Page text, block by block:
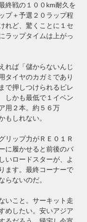
終戦の１００km耐久を
プ＋予選２０ラップ程
れど、驚くことに１セ
ラップタイムは上がっ
れば「儲からないんじ
タイヤのカガミであり
で押しつけられるピレ
しかも最低で１イベン
用２本。約５６万
もしれない。
リップ力がＲＥ０１Ｒ
に履かせると前後のバ
いロードスターが、よ
ます。最終コーナーで
らないのだ。
いこと。サーキット走
めしたい。安いアジア